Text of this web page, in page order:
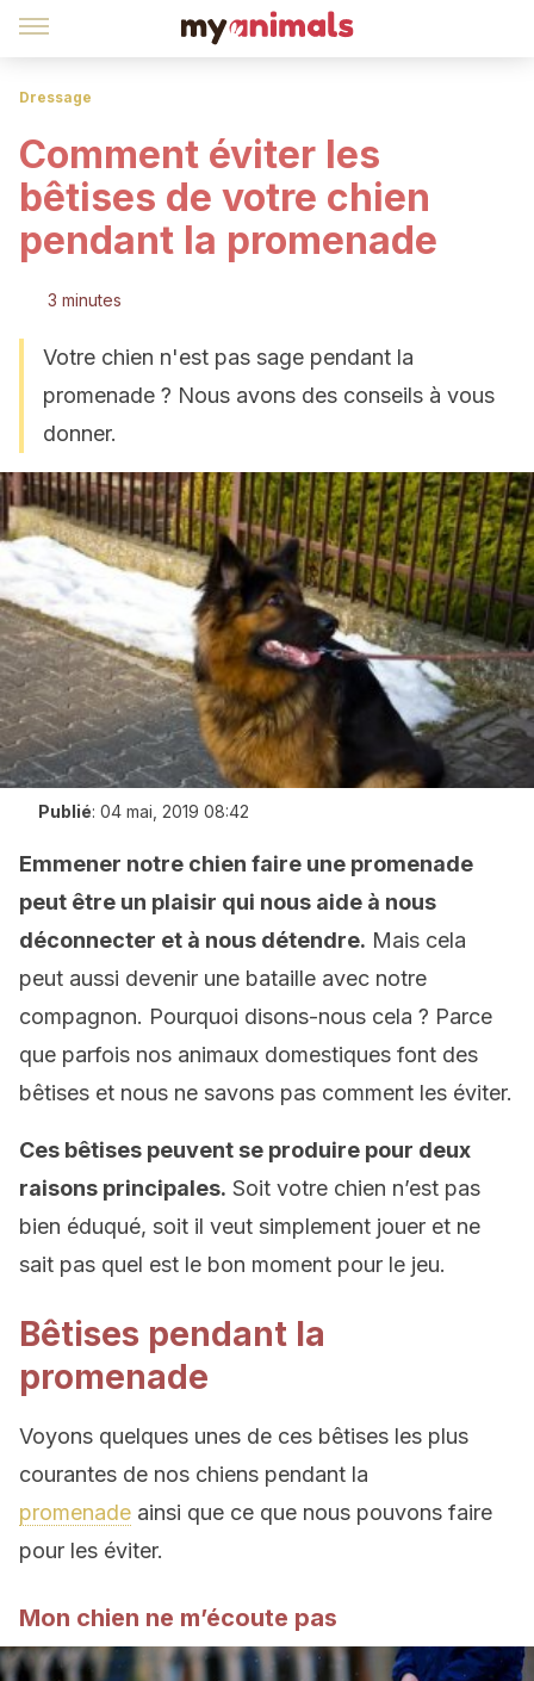
Dressage
Comment éviter les
bêtises de votre chien
pendant la promenade
3 minutes
Votre chien n'est pas sage pendant la
promenade ? Nous avons des conseils à vous
donner.
Publié: 04 mai, 2019 08:42
Emmener notre chien faire une promenade
peut être un plaisir qui nous aide à nous
déconnecter et à nous détendre. Mais cela
peut aussi devenir une bataille avec notre
compagnon. Pourquoi disons-nous cela ? Parce
que parfois nos animaux domestiques font des
bêtises et nous ne savons pas comment les éviter.
Ces bêtises peuvent se produire pour deux
raisons principales. Soit votre chien n’est pas
bien éduqué, soit il veut simplement jouer et ne
sait pas quel est le bon moment pour le jeu.
Bêtises pendant la
promenade
Voyons quelques unes de ces bêtises les plus
courantes de nos chiens pendant la
promenade ainsi que ce que nous pouvons faire
pour les éviter.
Mon chien ne m’écoute pas